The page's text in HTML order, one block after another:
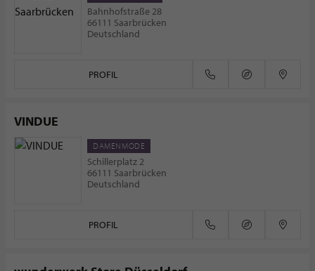
Bahnhofstraße 28
66111 Saarbrücken
Deutschland
PROFIL
VINDUE
DAMENMODE
Schillerplatz 2
66111 Saarbrücken
Deutschland
PROFIL